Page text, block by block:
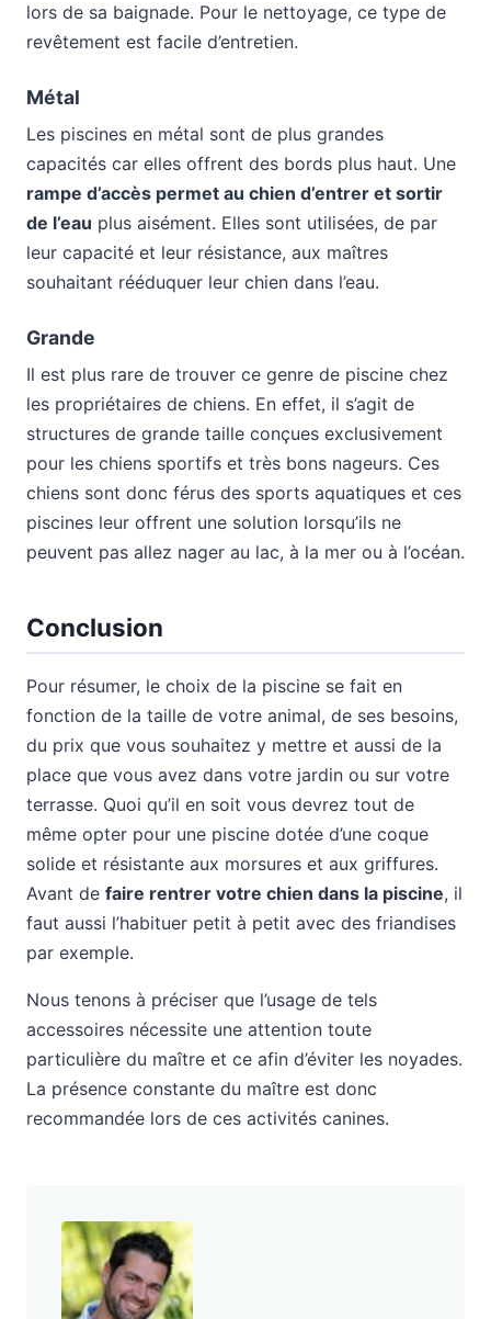
lors de sa baignade. Pour le nettoyage, ce type de
revêtement est facile d’entretien.
Métal
Les piscines en métal sont de plus grandes
capacités car elles offrent des bords plus haut. Une
rampe d’accès permet au chien d’entrer et sortir
de l’eau plus aisément. Elles sont utilisées, de par
leur capacité et leur résistance, aux maîtres
souhaitant rééduquer leur chien dans l’eau.
Grande
Il est plus rare de trouver ce genre de piscine chez
les propriétaires de chiens. En effet, il s’agit de
structures de grande taille conçues exclusivement
pour les chiens sportifs et très bons nageurs. Ces
chiens sont donc férus des sports aquatiques et ces
piscines leur offrent une solution lorsqu’ils ne
peuvent pas allez nager au lac, à la mer ou à l’océan.
Conclusion
Pour résumer, le choix de la piscine se fait en
fonction de la taille de votre animal, de ses besoins,
du prix que vous souhaitez y mettre et aussi de la
place que vous avez dans votre jardin ou sur votre
terrasse. Quoi qu’il en soit vous devrez tout de
même opter pour une piscine dotée d’une coque
solide et résistante aux morsures et aux griffures.
Avant de faire rentrer votre chien dans la piscine, il
faut aussi l’habituer petit à petit avec des friandises
par exemple.
Nous tenons à préciser que l’usage de tels
accessoires nécessite une attention toute
particulière du maître et ce afin d’éviter les noyades.
La présence constante du maître est donc
recommandée lors de ces activités canines.